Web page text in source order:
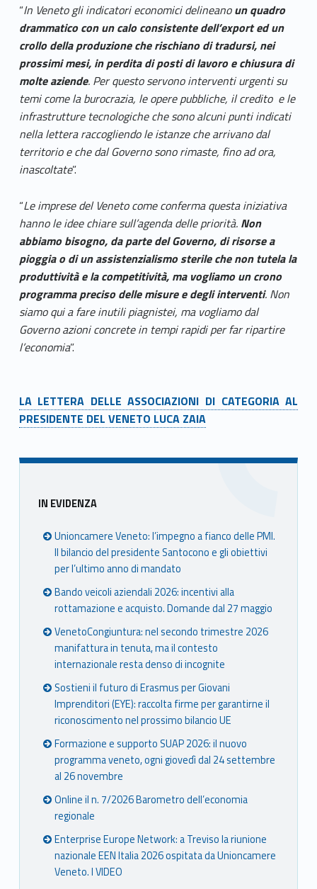
“In Veneto gli indicatori economici delineanoun quadro
drammatico con un calo consistente dell’export ed un
crollo della produzione che rischiano di tradursi, nei
prossimi mesi, in perdita di posti di lavoro e chiusura di
molte aziende. Per questo servono interventi urgenti su
temi come la burocrazia, le opere pubbliche, il credito e le
infrastrutture tecnologiche che sono alcuni punti indicati
nella lettera raccogliendo le istanze che arrivano dal
territorio e che dal Governo sono rimaste, fino ad ora,
inascoltate”.
“Le imprese del Veneto come conferma questa iniziativa
hanno le idee chiare sull’agenda delle priorità. Non
abbiamo bisogno, da parte del Governo, di risorse a
pioggia o di un assistenzialismo sterile che non tutela la
produttività e la competitività, ma vogliamo un crono
programma preciso delle misure e degli interventi. Non
siamo qui a fare inutili piagnistei, ma vogliamo dal
Governo azioni concrete in tempi rapidi per far ripartire
l’economia”.
LA LETTERA DELLE ASSOCIAZIONI DI CATEGORIA AL
PRESIDENTE DEL VENETO LUCA ZAIA
Skip back to main navigation
Sidebar
IN EVIDENZA
Unioncamere Veneto: l’impegno a fianco delle PMI.
Il bilancio del presidente Santocono e gli obiettivi
per l’ultimo anno di mandato
Bando veicoli aziendali 2026: incentivi alla
rottamazione e acquisto. Domande dal 27 maggio
VenetoCongiuntura: nel secondo trimestre 2026
manifattura in tenuta, ma il contesto
internazionale resta denso di incognite
Sostieni il futuro di Erasmus per Giovani
Imprenditori (EYE): raccolta firme per garantirne il
riconoscimento nel prossimo bilancio UE
Formazione e supporto SUAP 2026: il nuovo
programma veneto, ogni giovedì dal 24 settembre
al 26 novembre
Online il n. 7/2026 Barometro dell’economia
regionale
Enterprise Europe Network: a Treviso la riunione
nazionale EEN Italia 2026 ospitata da Unioncamere
Veneto. I VIDEO